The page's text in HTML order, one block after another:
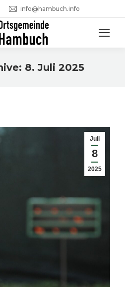
info@hambuch.info
8. Juli 2025
Juli
8
2025